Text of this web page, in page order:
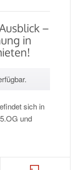
–
in
sich in
und